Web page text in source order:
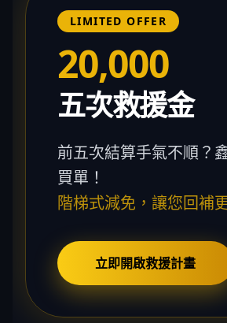
LIMITED OFFER
20,000
五次救援金
前五次結算手氣不順？
買單！
階梯式減免，讓您回補
立即開啟救援計畫